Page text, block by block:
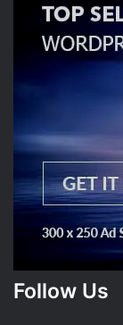
Follow Us